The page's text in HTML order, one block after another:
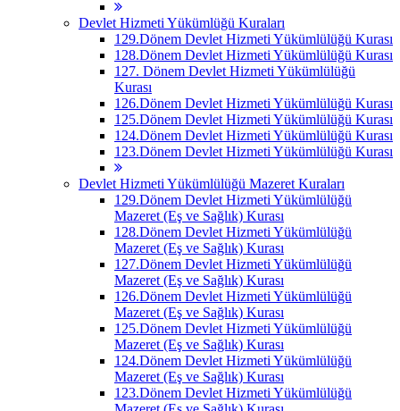
Devlet Hizmeti Yükümlüğü Kuraları
129.Dönem Devlet Hizmeti Yükümlülüğü Kurası
128.Dönem Devlet Hizmeti Yükümlülüğü Kurası
127. Dönem Devlet Hizmeti Yükümlülüğü
Kurası
126.Dönem Devlet Hizmeti Yükümlülüğü Kurası
125.Dönem Devlet Hizmeti Yükümlülüğü Kurası
124.Dönem Devlet Hizmeti Yükümlülüğü Kurası
123.Dönem Devlet Hizmeti Yükümlülüğü Kurası
Devlet Hizmeti Yükümlülüğü Mazeret Kuraları
129.Dönem Devlet Hizmeti Yükümlülüğü
Mazeret (Eş ve Sağlık) Kurası
128.Dönem Devlet Hizmeti Yükümlülüğü
Mazeret (Eş ve Sağlık) Kurası
127.Dönem Devlet Hizmeti Yükümlülüğü
Mazeret (Eş ve Sağlık) Kurası
126.Dönem Devlet Hizmeti Yükümlülüğü
Mazeret (Eş ve Sağlık) Kurası
125.Dönem Devlet Hizmeti Yükümlülüğü
Mazeret (Eş ve Sağlık) Kurası
124.Dönem Devlet Hizmeti Yükümlülüğü
Mazeret (Eş ve Sağlık) Kurası
123.Dönem Devlet Hizmeti Yükümlülüğü